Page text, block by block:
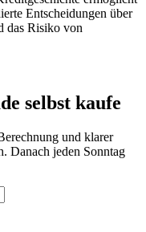
Entscheidungen über
das Risiko von
selbst kaufe
und klarer
Danach jeden Sonntag